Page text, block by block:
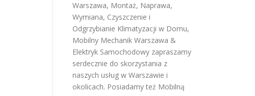
Warszawa, Montaż, Naprawa,
Wymiana, Czyszczenie i
Odgrzybianie Klimatyzacji w Domu,
Mobilny Mechanik Warszawa &
Elektryk Samochodowy zapraszamy
serdecznie do skorzystania z
naszych usług w Warszawie i
okolicach. Posiadamy też Mobilną